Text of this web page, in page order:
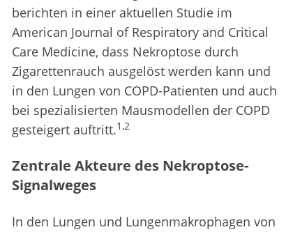
berichten in einer aktuellen Studie im
American Journal of Respiratory and Critical
Care Medicine, dass Nekroptose durch
Zigarettenrauch ausgelöst werden kann und
in den Lungen von COPD-Patienten und auch
bei spezialisierten Mausmodellen der COPD
gesteigert auftritt.1,2
Zentrale Akteure des Nekroptose-
Signalweges
In den Lungen und Lungenmakrophagen von